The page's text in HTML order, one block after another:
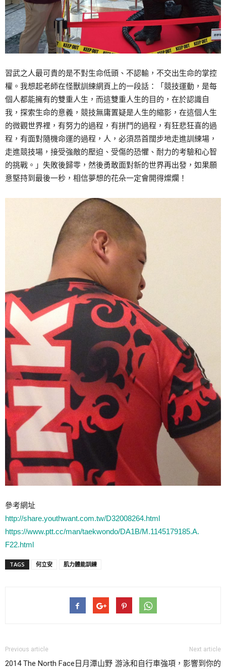
習武之人最可貴的是不對生命低頭、不認輸，不交出生命的掌控
權。我想起老師在怪獸訓練網頁上的一段話：「競技運動，是每
個人都能擁有的雙重人生，而這雙重人生的目的，在於認識自
我，探索生命的意義，競技無庸置疑是人生的縮影，在這個人生
的微觀世界裡，有努力的過程，有拼鬥的過程，有狂悲狂喜的過
程，有面對隨機命運的過程，人，必須昂首闊步地走進訓練場，
走進競技場，接受強敵的壓迫、受傷的恐懼、耐力的考驗和心智
的挑戰。」失敗後歸零，然後勇敢面對新的世界再出發，如果願
意堅持到最後一秒，相信夢想的花朵一定會開得燦爛！
參考網址
http://share.youthwant.com.tw/D32008264.html
https://www.ptt.cc/man/taekwondo/DA1B/M.1145179185.A.
F22.html
TAGS 何立安 肌力體能訓練
Previous article
2014 The North Face日月潭山野
Next article
游泳和自行車強項，影響到你的